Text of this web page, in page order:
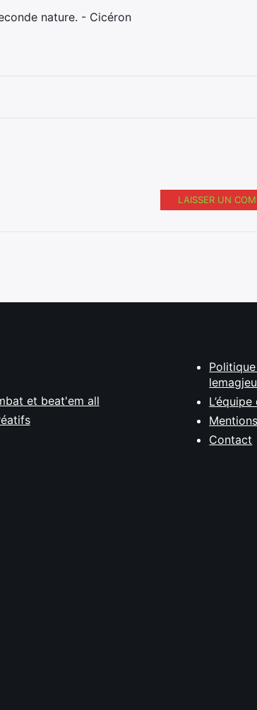
nature. - Cicéron
LAISSER UN
et beat'em all
Contact